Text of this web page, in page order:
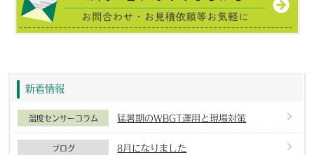
新着情報
温度センサーコラム 猛暑期のWBGT運用と現場対策
ブログ 8月になりました